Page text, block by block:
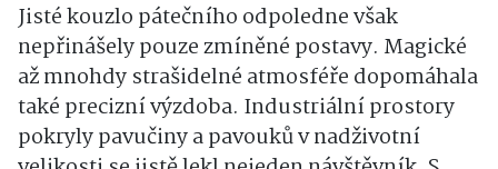
Jisté kouzlo pátečního odpoledne však
nepřinášely pouze zmíněné postavy. Magické
až mnohdy strašidelné atmosféře dopomáhala
také precizní výzdoba. Industriální prostory
pokryly pavučiny a pavouků v nadživotní